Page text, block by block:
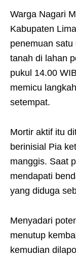
Warga Nagari
Kabupaten
penemuan
tanah di lahan
pukul 14.00
memicu
setempat.
Mortir aktif itu
berinisial Pia
manggis. Saat
mendapati
yang diduga
Menyadari
menutup
kemudian